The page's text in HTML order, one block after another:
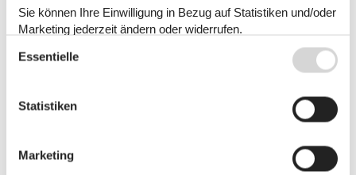
Holland
Irland
Bulgarien
Ungarn
Finnland
Luxemburg
Sie können Ihre Einwilligung in Bezug auf Statistiken und/oder
Marketing jederzeit ändern oder widerrufen.
Siehe auch unsere
Essentielle
Statistiken
Marketing